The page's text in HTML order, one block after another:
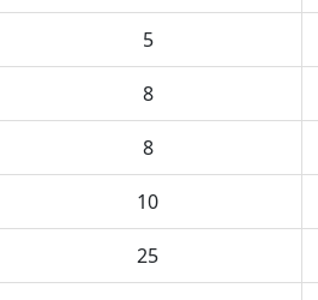
5
8
8
10
25